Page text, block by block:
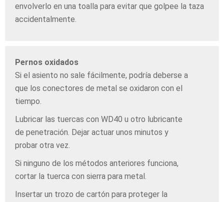
envolverlo en una toalla para evitar que golpee la taza
accidentalmente.
Pernos oxidados
Si el asiento no sale fácilmente, podría deberse a
que los conectores de metal se oxidaron con el
tiempo.
Lubricar las tuercas con WD40 u otro lubricante
de penetración. Dejar actuar unos minutos y
probar otra vez.
Si ninguno de los métodos anteriores funciona,
cortar la tuerca con sierra para metal.
Insertar un trozo de cartón para proteger la